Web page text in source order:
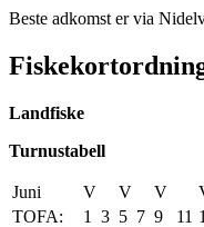
Beste adkomst er via
Landfiske
Turnustabell
Juni V V V
TOFA:
1 3 5 7 9 11